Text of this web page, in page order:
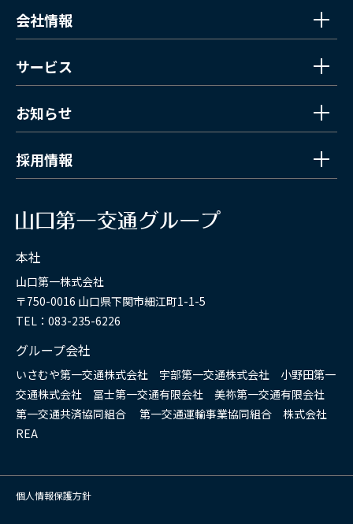
会社情報
サービス
お知らせ
採用情報
本社
山口第一株式会社
〒750-0016 山口県下関市細江町1-1-5
TEL：083-235-6226
グループ会社
いさむや第一交通株式会社 宇部第一交通株式会社 小野田第一
交通株式会社 冨士第一交通有限会社 美祢第一交通有限会社
第一交通共済協同組合 第一交通運輸事業協同組合 株式会社
REA
個人情報保護方針